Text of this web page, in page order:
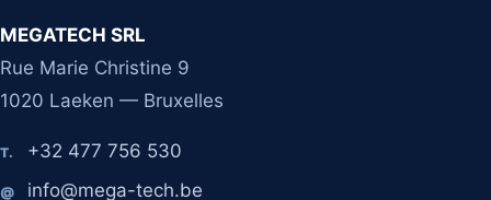
MEGATECH SRL
Rue Marie Christine 9
1020 Laeken — Bruxelles
T. +32 477 756 530
@ info@mega-tech.be